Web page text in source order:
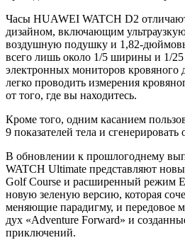
Часы HUAWEI WATCH D2
дизайном, включающим
воздушную подушку и 1,82-
всего лишь около 1/5 ширины и 1/
электронных мониторов кровяного
легко проводить измерения
от того, где вы находитесь.
Кроме того, одним касанием
9 показателей тела и сгенерировать
В обновлении к прошлогоднему
WATCH Ultimate представляют
Golf Course и расширенный режим
новую зеленую версию, которая
меняющие парадигму, и передовое
дух «Adventure Forward» и
приключений.